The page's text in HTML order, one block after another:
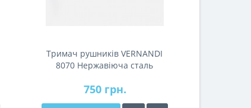
Тримач рушників VERNANDI
8070 Нержавіюча сталь
750 грн.